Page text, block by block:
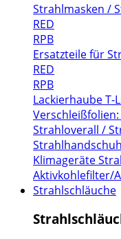
Strahlmasken /
RED
RPB
Ersatzteile für
RED
RPB
Lackierhaube T-
Verschleißfolien:
Strahloverall /
Klimageräte
Aktivkohlefilter/
Strahlschläuche